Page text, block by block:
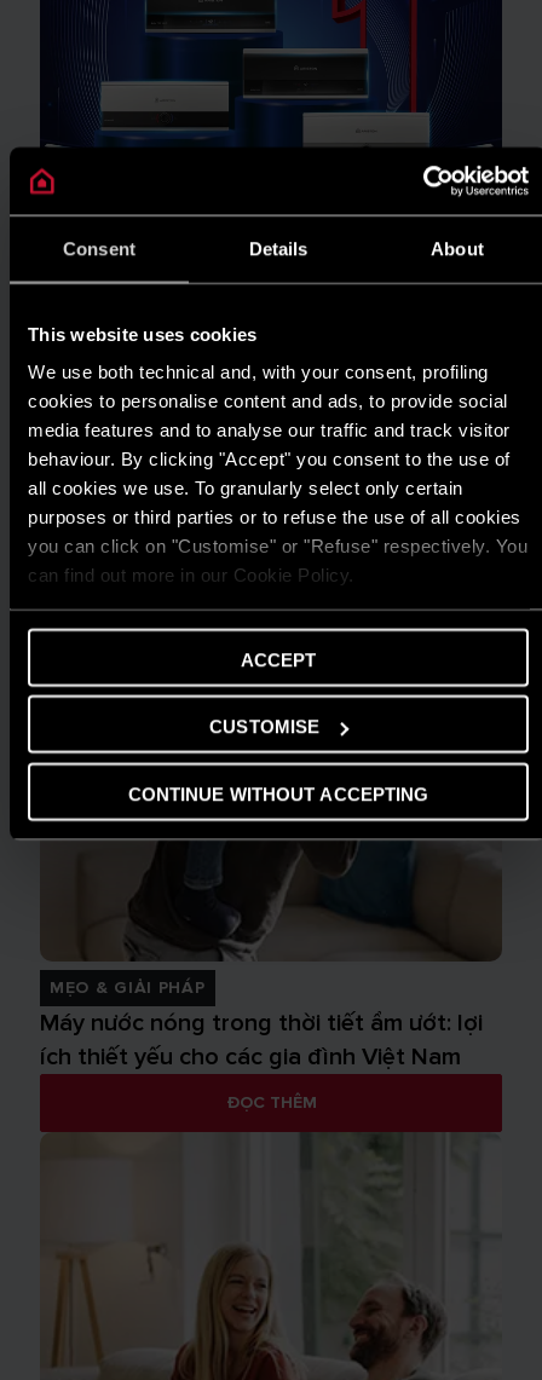
Consent Details About
This website uses cookies
We use both technical and, with your consent, profiling
cookies to personalise content and ads, to provide social
media features and to analyse our traffic and track visitor
behaviour. By clicking "Accept" you consent to the use of
all cookies we use. To granularly select only certain
purposes or third parties or to refuse the use of all cookies
you can click on "Customise" or "Refuse" respectively. You
can find out more in our Cookie Policy.
ACCEPT
CUSTOMISE
CONTINUE WITHOUT ACCEPTING
CHO GIẢI PHÁP NƯỚC NÓNG TẠI GIẢI
THƯỞNG HIỆU QUẢ NĂNG LƯỢNG 2025
ĐỌC THÊM
MẸO & GIẢI PHÁP
Máy nước nóng trong thời tiết ẩm ướt: lợi
ích thiết yếu cho các gia đình Việt Nam
ĐỌC THÊM